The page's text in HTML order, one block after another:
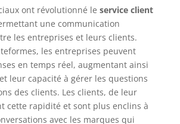
ont révolutionné le service client
une communication
les entreprises et leurs clients.
les entreprises peuvent
en temps réel, augmentant ainsi
leur capacité à gérer les questions
des clients. Les clients, de leur
cette rapidité et sont plus enclins à
avec les marques qui